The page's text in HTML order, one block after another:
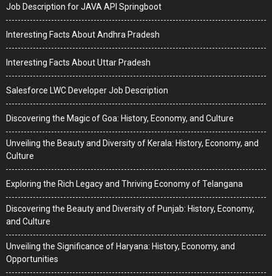
Job Description for JAVA API Springboot
Interesting Facts About Andhra Pradesh
Interesting Facts About Uttar Pradesh
Salesforce LWC Developer Job Description
Discovering the Magic of Goa: History, Economy, and Culture
Unveiling the Beauty and Diversity of Kerala: History, Economy, and
Culture
Exploring the Rich Legacy and Thriving Economy of Telangana
Discovering the Beauty and Diversity of Punjab: History, Economy,
and Culture
Unveiling the Significance of Haryana: History, Economy, and
Opportunities